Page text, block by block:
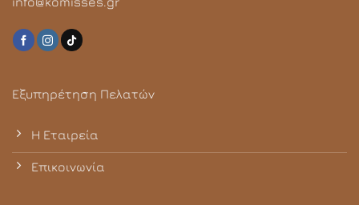
Εξυπηρέτηση Πελατών
Η Εταιρεία
Επικοινωνία